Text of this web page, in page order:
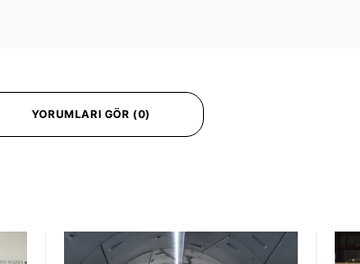
YORUMLARI GÖR (0)